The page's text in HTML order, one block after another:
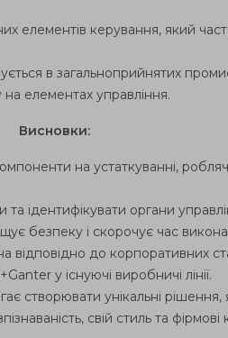
елементів керування, який
в загальноприйнятих
на елементах управління.
Висновки:
на устаткуванні,
ідентифікувати органи
безпеку і скорочує час
відповідно до корпоративних
у існуючі виробничі лінії.
створювати унікальні
свій стиль та фірмові